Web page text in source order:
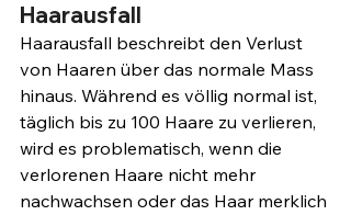
Haarausfall
Haarausfall beschreibt den Verlust
von Haaren über das normale Mass
hinaus. Während es völlig normal ist,
täglich bis zu 100 Haare zu verlieren,
wird es problematisch, wenn die
verlorenen Haare nicht mehr
nachwachsen oder das Haar merklich